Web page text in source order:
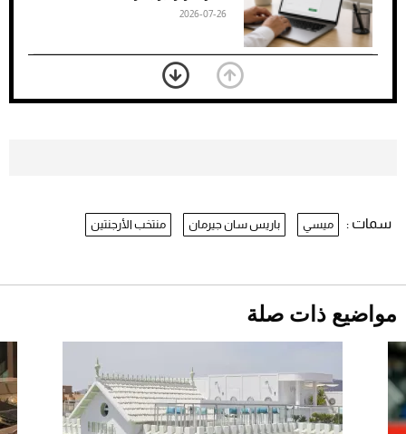
2026-07-26
بعد 7 أشهر من تعرضه لحادث مروع.. جوشوا
يفوز على برينغا بـ"الضربة القاضية" (فيديو)
Comeback" في جدة (فيديو)
2026-07-25
سمات : ميسي باريس سان جيرمان منتخب الأرجنتين
مواضيع ذات صلة